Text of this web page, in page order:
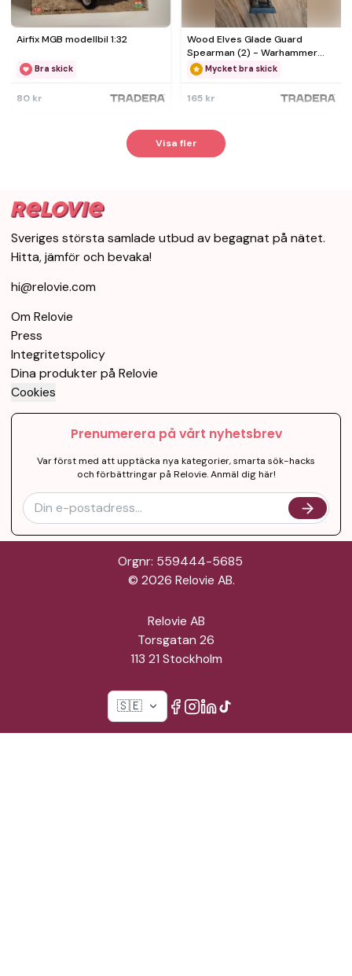
Airfix MGB modellbil 1:32
Bra skick
80 kr
Wood Elves Glade Guard
Spearman (2) - Warhammer
Fantasy / The Old World
Mycket bra skick
165 kr
Visa fler
Sveriges största samlade utbud av begagnat på nätet.
Hitta, jämför och bevaka!
hi@relovie.com
Om Relovie
Press
Integritetspolicy
Dina produkter på Relovie
Cookies
Prenumerera på vårt nyhetsbrev
Var först med att upptäcka nya kategorier, smarta sök-hacks
och förbättringar på Relovie. Anmäl dig här!
Orgnr: 559444-5685
© 2026 Relovie AB.
Relovie AB
Torsgatan 26
113 21 Stockholm
🇸🇪